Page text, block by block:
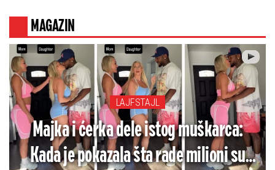
MAGAZIN
LAJFSTAJL
Majka i ćerka dele istog muškarca:
Kada je pokazala šta rade milioni su